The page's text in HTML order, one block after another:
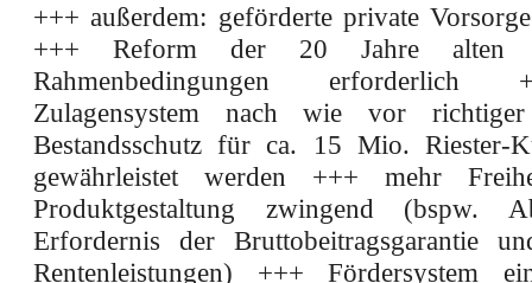
+++ außerdem: geförderte private
+++ Reform der 20 Jahre alten
Rahmenbedingungen
Zulagensystem nach wie vor
Bestandsschutz für ca. 15 Mio. Riester-
gewährleistet werden +++ mehr
Produktgestaltung zwingend (bspw.
Erfordernis der Bruttobeitragsgarantie
Rentenleistungen) +++ Fördersystem